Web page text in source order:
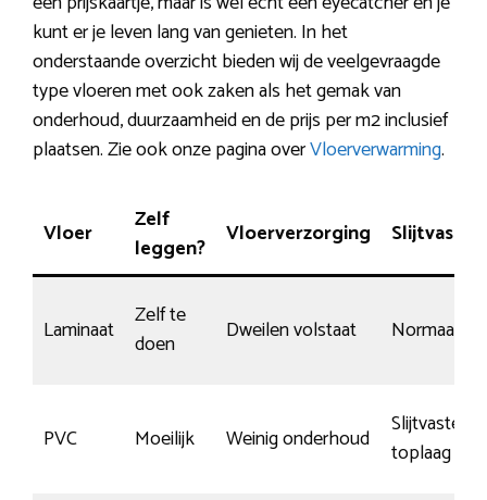
kunt er je leven lang van genieten. In het
onderstaande overzicht bieden wij de veelgevraagde
type vloeren met ook zaken als het gemak van
onderhoud, duurzaamheid en de prijs per m2 inclusief
plaatsen. Zie ook onze pagina overVloerverwarming.
Vloer
Zelf
leggen?
Vloerverzorging
Laminaat
Zelf te
doen
Dweilen volstaat Normaal
PVC Moeilijk Weinig onderhoud
Slijtvaste
toplaag